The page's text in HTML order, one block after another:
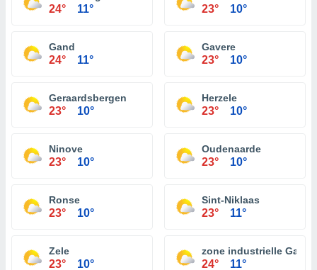
24° 11° 23° 10°
Gand
24° 11°
Gavere
23° 10°
Geraardsbergen
23° 10°
Herzele
23° 10°
Ninove
23° 10°
Oudenaarde
23° 10°
Ronse
23° 10°
Sint-Niklaas
23° 11°
Zele
23° 10°
zone industrielle Gand
24° 11°